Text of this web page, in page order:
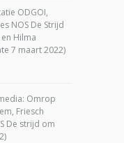
ODGOI,
NOS De Strijd
Hilma
7 maart 2022)
Omrop
Friesch
De strijd om